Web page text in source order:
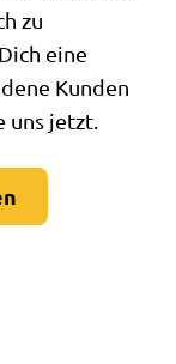
zu
eine
Kunden
uns jetzt.